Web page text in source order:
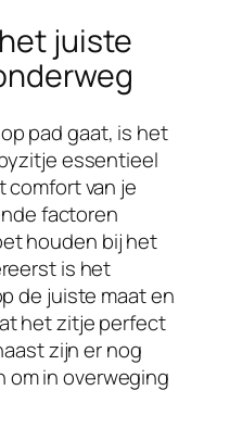
juiste
pad gaat, is het
essentieel
comfort van je
factoren
houden bij het
is het
de juiste maat en
het zitje perfect
zijn er nog
in overweging